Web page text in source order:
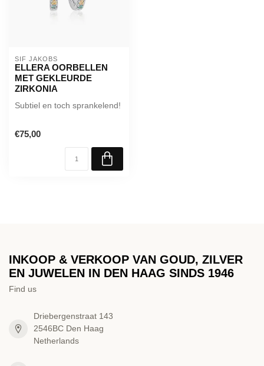
SIF JAKOBS
ELLERA OORBELLEN
MET GEKLEURDE
ZIRKONIA
Subtiel en toch sprankelend!
€75,00
INKOOP & VERKOOP VAN GOUD, ZILVER
EN JUWELEN IN DEN HAAG SINDS 1946
Find us
Driebergenstraat 143
2546BC Den Haag
Netherlands